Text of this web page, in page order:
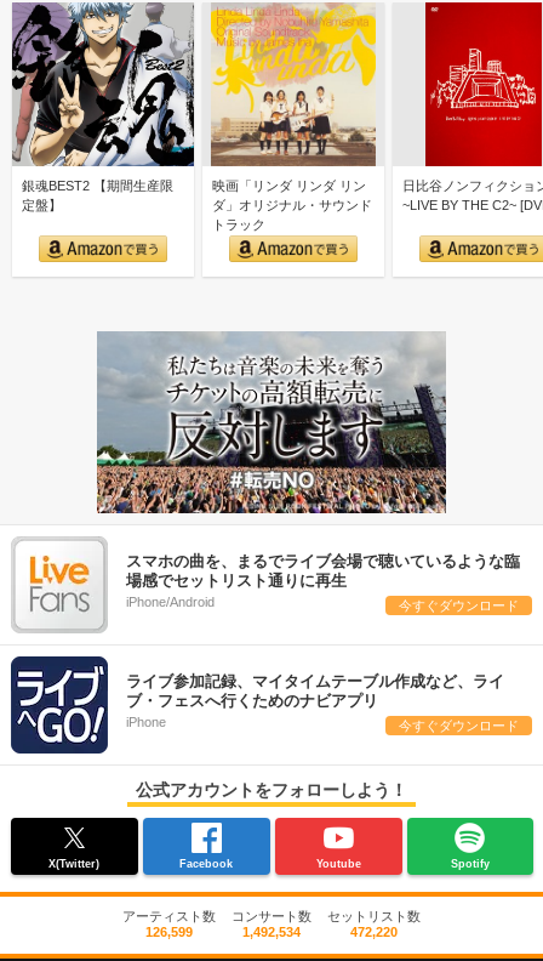
銀魂BEST2 【期間生産限
定盤】
映画「リンダ リンダ リン
ダ」オリジナル・サウンド
トラック
日比谷ノンフィクショ
~LIVE BY THE C2~
スマホの曲を、まるでライブ会場で聴いているような臨
場感でセットリスト通りに再生
iPhone/Android 今すぐダウンロード
ライブ参加記録、マイタイムテーブル作成など、ライ
ブ・フェスへ行くためのナビアプリ
iPhone 今すぐダウンロード
公式アカウントをフォローしよう！
X(Twitter) Facebook Youtube Spotify
アーティスト数
126,599
コンサート数
1,492,534
セットリスト数
472,220